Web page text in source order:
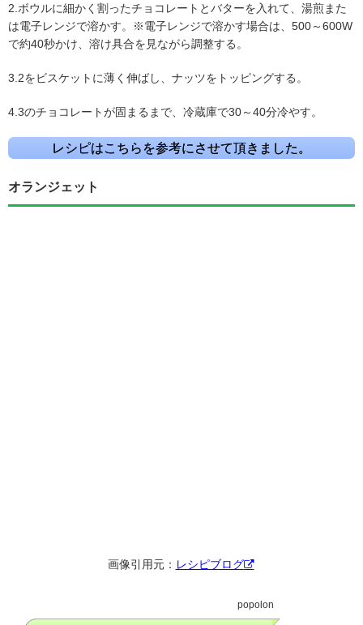
2.ボウルに細かく割ったチョコレートとバターを入れて、湯煎また
は電子レンジで溶かす。※電子レンジで溶かす場合は、500～600W
で約40秒かけ、溶け具合を見ながら調整する。
3.2をビスケットに薄く伸ばし、ナッツをトッピングする。
4.3のチョコレートが固まるまで、冷蔵庫で30～40分冷やす。
レシピはこちらを参考にさせて頂きました。
オランジェット
画像引用元： レシピブログ
popolon